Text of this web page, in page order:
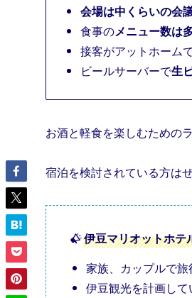
会場は中くらいの会
食事のメニュー数は
接客がアットホーム
ビールサーバーで生
お酒と軽食を楽しむためのラ
宿泊を検討されている方は
伊豆マリオットホテ
家族、カップルで旅
伊豆観光を計画して